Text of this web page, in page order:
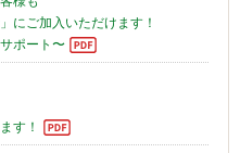
にご加入いただけます！
ポート〜
す！